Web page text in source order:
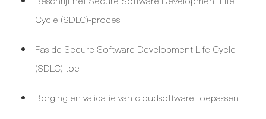
Cycle (SDLC)-proces
Pas de Secure Software Development Life Cycle
(SDLC) toe
Borging en validatie van cloudsoftware toepassen